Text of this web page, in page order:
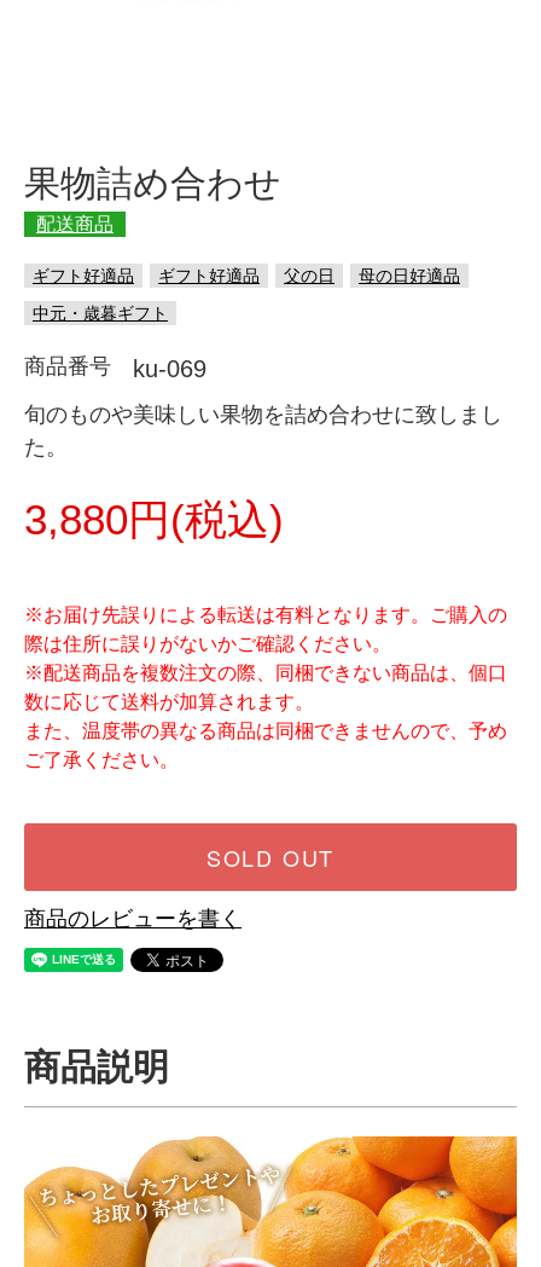
果物詰め合わせ
配送商品
ギフト好適品 ギフト好適品 父の日
母の日好適品
中元・歳暮ギフト
商品番号 ku-069
旬のものや美味しい果物を詰め合わせに致しまし
た。
3,880円(税込)
※お届け先誤りによる転送は有料となります。ご購入の
際は住所に誤りがないかご確認ください。
※配送商品を複数注文の際、同梱できない商品は、個口
数に応じて送料が加算されます。
また、温度帯の異なる商品は同梱できませんので、予め
ご了承ください。
SOLD OUT
商品のレビューを書く
商品説明